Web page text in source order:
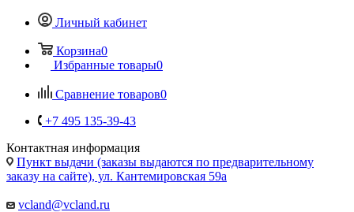
Личный кабинет
Корзина0
Избранные товары0
Сравнение товаров0
+7 495 135-39-43
Контактная информация
Пункт выдачи (заказы выдаются по предварительному
заказу на сайте), ул. Кантемировская 59а
vcland@vcland.ru